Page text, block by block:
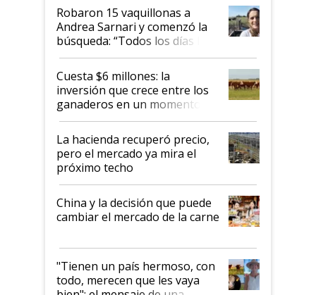
Robaron 15 vaquillonas a
Andrea Sarnari y comenzó la
búsqueda: “Todos los días le
toca a algún productor”
Cuesta $6 millones: la
inversión que crece entre los
ganaderos en un momento
histórico para la actividad
La hacienda recuperó precio,
pero el mercado ya mira el
próximo techo
China y la decisión que puede
cambiar el mercado de la carne
"Tienen un país hermoso, con
todo, merecen que les vaya